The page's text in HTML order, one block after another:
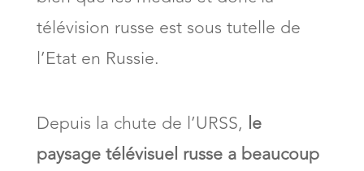
télévision russe est sous tutelle de
l’Etat en Russie.
Depuis la chute de l’URSS, le
paysage télévisuel russe a beaucoup